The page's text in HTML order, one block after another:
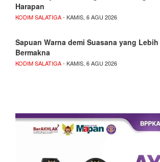
Harapan
KODIM SALATIGA- KAMIS, 6 AGU 2026
Sapuan Warna demi Suasana yang Lebih
Bermakna
KODIM SALATIGA- KAMIS, 6 AGU 2026